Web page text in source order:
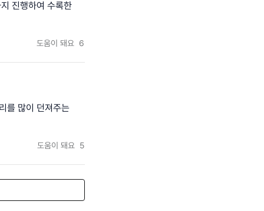
진행하여 수록한
도움이 돼요 6
를 많이 던져주는
도움이 돼요 5